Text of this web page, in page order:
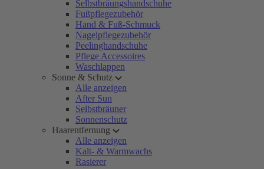
Selbstbräungshandschuhe
Fußpflegezubehör
Hand & Fuß-Schmuck
Nagelpflegezubehör
Peelinghandschuhe
Pflege Accessoires
Waschlappen
Sonne & Schutz
Alle anzeigen
After Sun
Selbstbräuner
Sonnenschutz
Haarentfernung
Alle anzeigen
Kalt- & Warmwachs
Rasierer